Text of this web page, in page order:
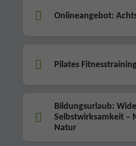
Onlineangebot:
Pilates
Bildungsurlaub:
Selbstwirksamkeit –
Natur